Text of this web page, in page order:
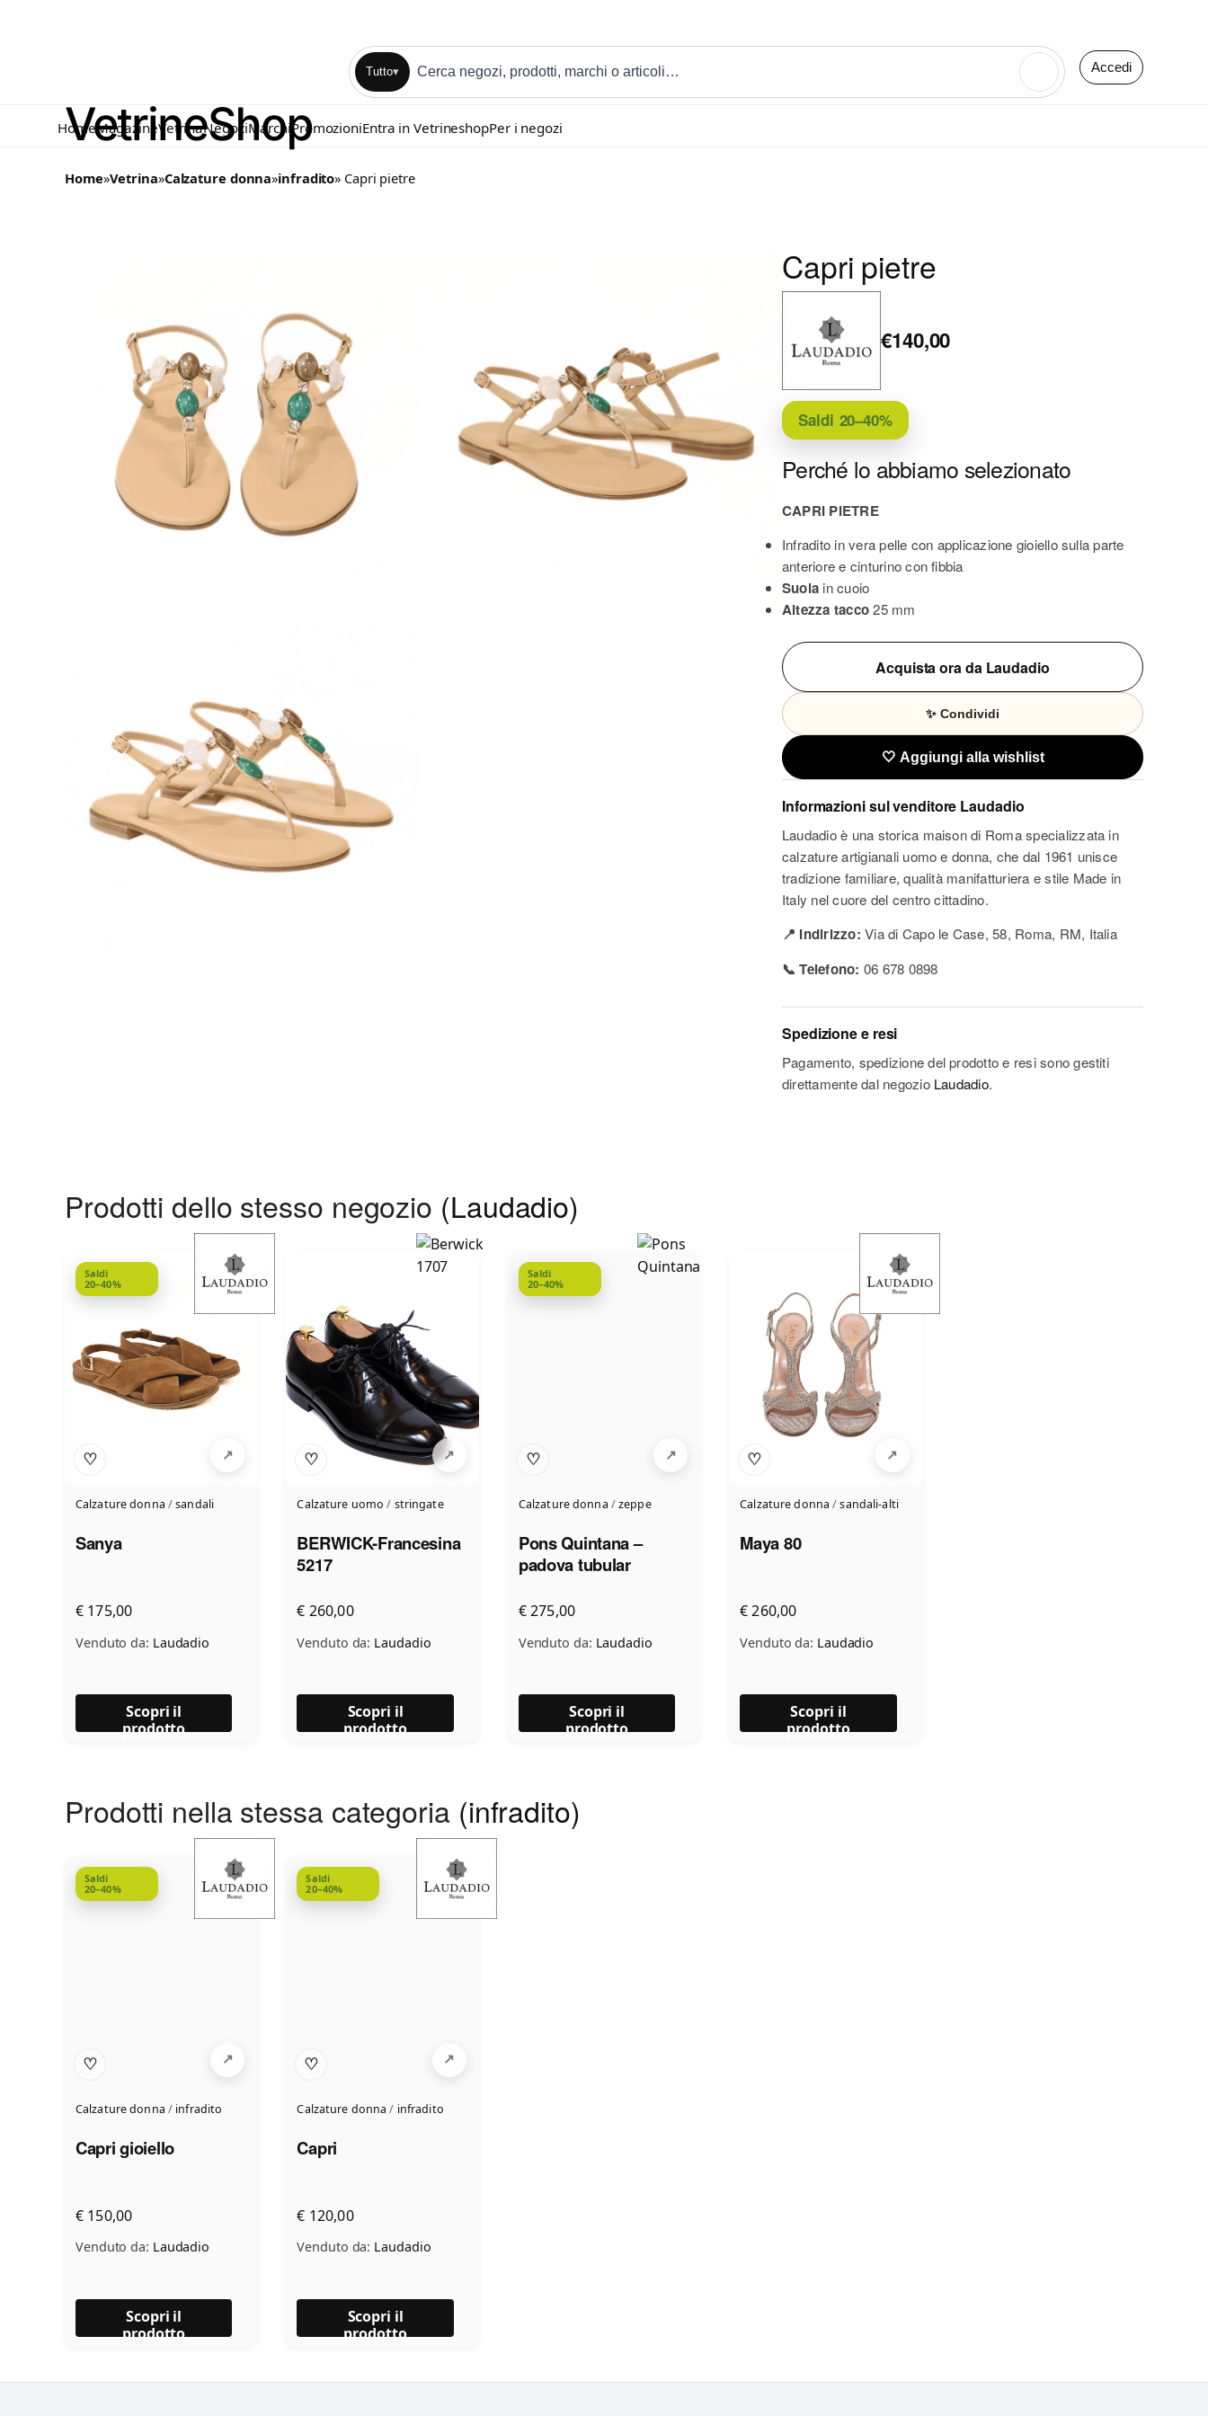
Tutto▾ Accedi
HomeMagazineVetrinaNegoziMarchi PromozioniEntra in VetrineshopPer i negozi
Home»Vetrina»Calzature donna»infradito» Capri pietre
Capri pietre
€140,00
Saldi 20–40%
Perché lo abbiamo selezionato
CAPRI PIETRE
Infradito in vera pelle con applicazione gioiello sulla parte
anteriore e cinturino con fibbia
Suola in cuoio
Altezza tacco25 mm
Acquista ora da Laudadio
✨ Condividi
🤍 Aggiungi alla wishlist
Informazioni sul venditore Laudadio
Laudadio è una storica maison di Roma specializzata in
calzature artigianali uomo e donna, che dal 1961 unisce
tradizione familiare, qualità manifatturiera e stile Made in
Italy nel cuore del centro cittadino.
📍 Indirizzo: Via di Capo le Case, 58, Roma, RM, Italia
📞 Telefono: 06 678 0898
Spedizione e resi
Pagamento, spedizione del prodotto e resi sono gestiti
direttamente dal negozio Laudadio.
Prodotti dello stesso negozio (Laudadio)
Saldi
20–40%
♡
Calzature donna /sandali
Sanya
€ 175,00
Venduto da: Laudadio
Scopri il
prodotto
♡
Calzature uomo / stringate
BERWICK-Francesina
5217
€ 260,00
Venduto da: Laudadio
Scopri il
prodotto
Saldi
20–40%
♡
Calzature donna /zeppe
Pons Quintana –
padova tubular
€ 275,00
Venduto da: Laudadio
Scopri il
prodotto
♡
Calzature donna /sandali-alti
Maya 80
€ 260,00
Venduto da: Laudadio
Scopri il
prodotto
Prodotti nella stessa categoria (infradito)
Saldi
20–40%
♡
Calzature donna / infradito
Capri gioiello
€ 150,00
Venduto da: Laudadio
Scopri il
prodotto
Saldi
20–40%
♡
Calzature donna / infradito
Capri
€ 120,00
Venduto da: Laudadio
Scopri il
prodotto